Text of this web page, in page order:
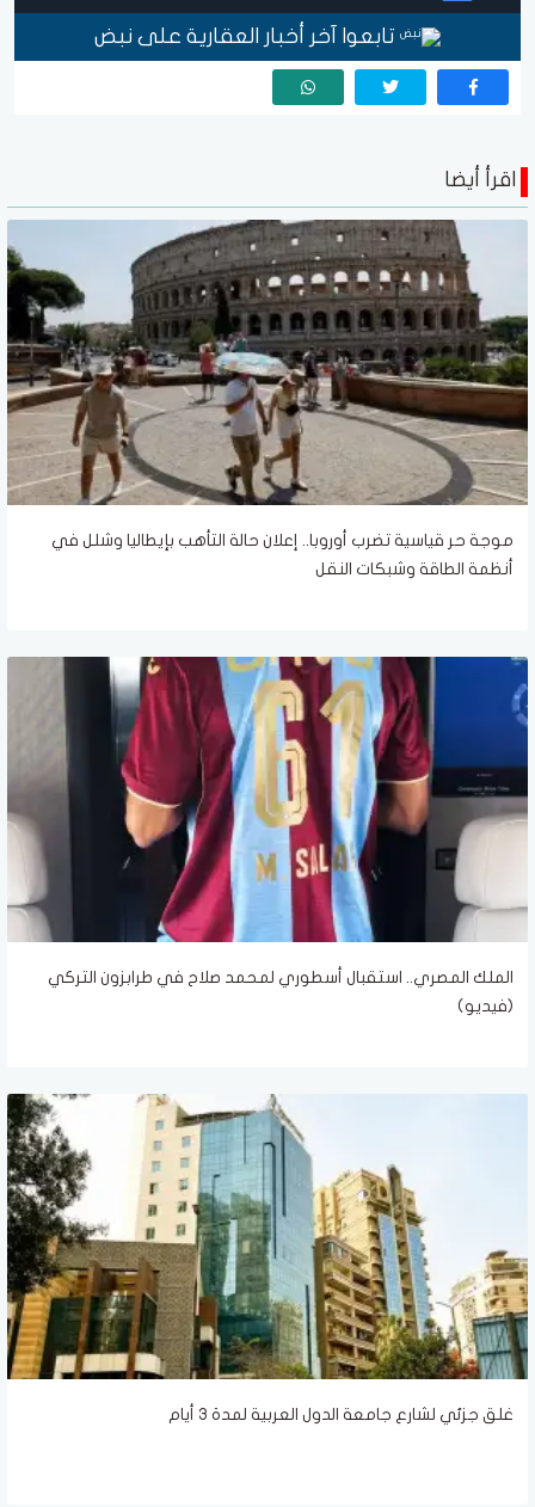
تابعوا آخر أخبار العقارية على نبض
اقرأ أيضا
موجة حر قياسية تضرب أوروبا.. إعلان حالة التأهب بإيطاليا وشلل في
أنظمة الطاقة وشبكات النقل
الملك المصري.. استقبال أسطوري لمحمد صلاح في طرابزون التركي
(فيديو)
غلق جزئي لشارع جامعة الدول العربية لمدة ٣ أيام